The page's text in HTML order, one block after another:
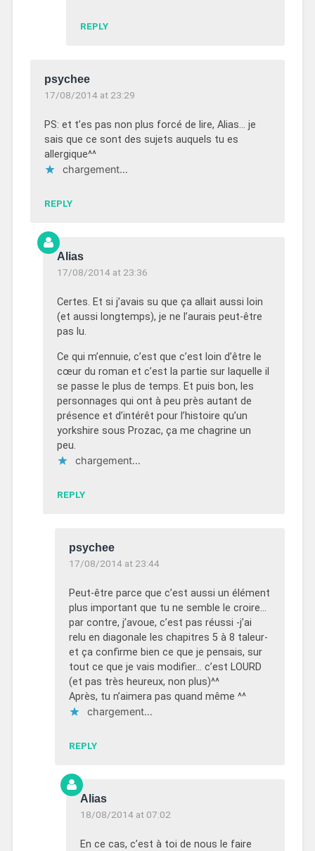
REPLY
psychee
17/08/2014 at 23:29
PS: et t’es pas non plus forcé de lire, Alias… je
sais que ce sont des sujets auquels tu es
allergique^^
chargement…
REPLY
Alias
17/08/2014 at 23:36
Certes. Et si j’avais su que ça allait aussi loin
(et aussi longtemps), je ne l’aurais peut-être
pas lu.
Ce qui m’ennuie, c’est que c’est loin d’être le
cœur du roman et c’est la partie sur laquelle il
se passe le plus de temps. Et puis bon, les
personnages qui ont à peu près autant de
présence et d’intérêt pour l’histoire qu’un
yorkshire sous Prozac, ça me chagrine un
peu.
chargement…
REPLY
psychee
17/08/2014 at 23:44
Peut-être parce que c’est aussi un élément
plus important que tu ne semble le croire…
par contre, j’avoue, c’est pas réussi -j’ai
relu en diagonale les chapitres 5 à 8 taleur-
et ça confirme bien ce que je pensais, sur
tout ce que je vais modifier… c’est LOURD
(et pas très heureux, non plus)^^
Après, tu n’aimera pas quand même ^^
chargement…
REPLY
Alias
18/08/2014 at 07:02
En ce cas, c’est à toi de nous le faire